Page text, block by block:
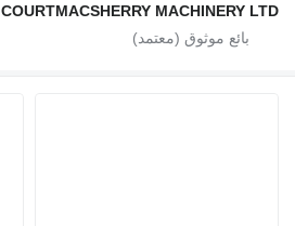
COURTMACSHERRY MACHINERY LTD